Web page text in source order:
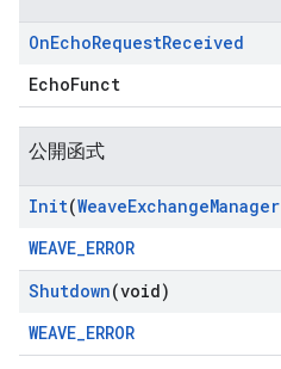
OnEchoRequestReceived
EchoFunct
公開函式
Init(WeaveExchangeManager
WEAVE_ERROR
Shutdown(void)
WEAVE_ERROR